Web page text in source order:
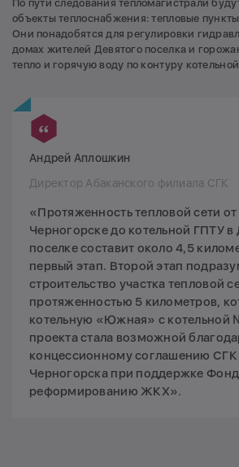
По пути следования тепломагистрали
объекты теплоснабжения: тепловые
Они понадобятся для регулировки
домах жителей Девятого поселка и
тепло и горячую воду по контуру
Андрей Аплошкин
Директор Абаканского филиала СГК
«Протяженность тепловой сети
Черногорске до котельной ГПТУ в
поселке составит около 4,5
первый этап. Второй этап
строительство участка тепловой
протяженностью 5 километров,
котельную «Южная» с котельной
проекта стала возможной
концессионному соглашению СГК
Черногорска при поддержке
реформированию ЖКХ».